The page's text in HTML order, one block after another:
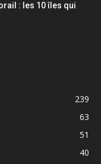
: les 10 îles qui
239
63
51
40